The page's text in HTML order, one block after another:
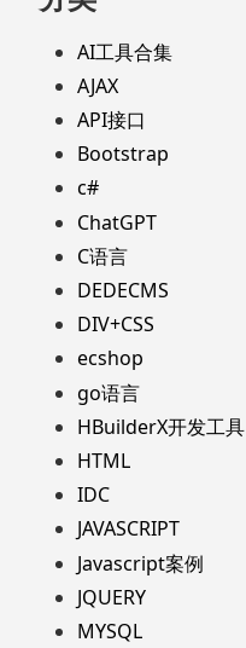
AI工具合集
AJAX
API接口
Bootstrap
c#
ChatGPT
C语言
DEDECMS
DIV+CSS
ecshop
go语言
HBuilderX开发工具
HTML
IDC
JAVASCRIPT
Javascript案例
JQUERY
MYSQL